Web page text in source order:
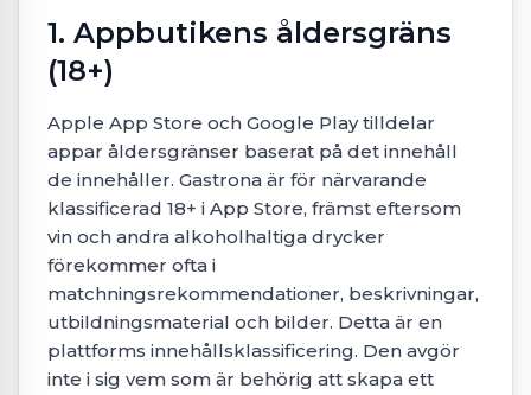
1. Appbutikens åldersgräns
(18+)
Apple App Store och Google Play tilldelar
appar åldersgränser baserat på det innehåll
de innehåller. Gastrona är för närvarande
klassificerad 18+ i App Store, främst eftersom
vin och andra alkoholhaltiga drycker
förekommer ofta i
matchningsrekommendationer, beskrivningar,
utbildningsmaterial och bilder. Detta är en
plattforms innehållsklassificering. Den avgör
inte i sig vem som är behörig att skapa ett